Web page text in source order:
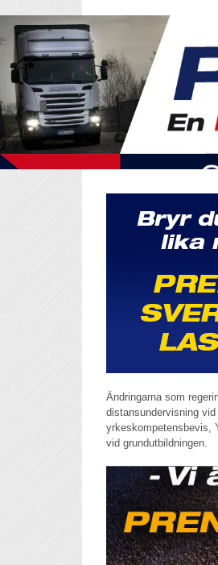
Ändringarna som
distansundervisning vid
yrkeskompetensbevis,
vid grundutbildningen.